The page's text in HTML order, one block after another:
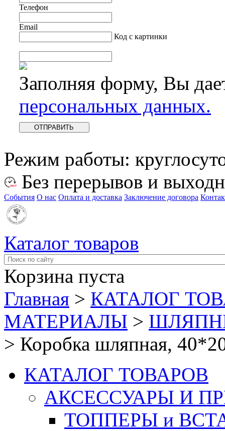
Телефон
Email
Код с картинки
Заполняя форму, Вы
персональных данных.
Режим работы:
Без перерывов и
События О нас Оплата и доставка Заключение договора
Каталог товаров
Корзина пуста
Главная > КАТАЛОГ
МАТЕРИАЛЫ >
> Коробка шляпная,
КАТАЛОГ ТОВАРОВ
АКСЕССУАРЫ И
ТОППЕРЫ и